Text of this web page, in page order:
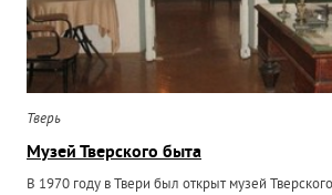
Тверь
Музей Тверского быта
В 1970 году в Твери был открыт музей